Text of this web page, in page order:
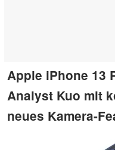
Apple iPhone 13
Analyst Kuo mit
neues Kamera-